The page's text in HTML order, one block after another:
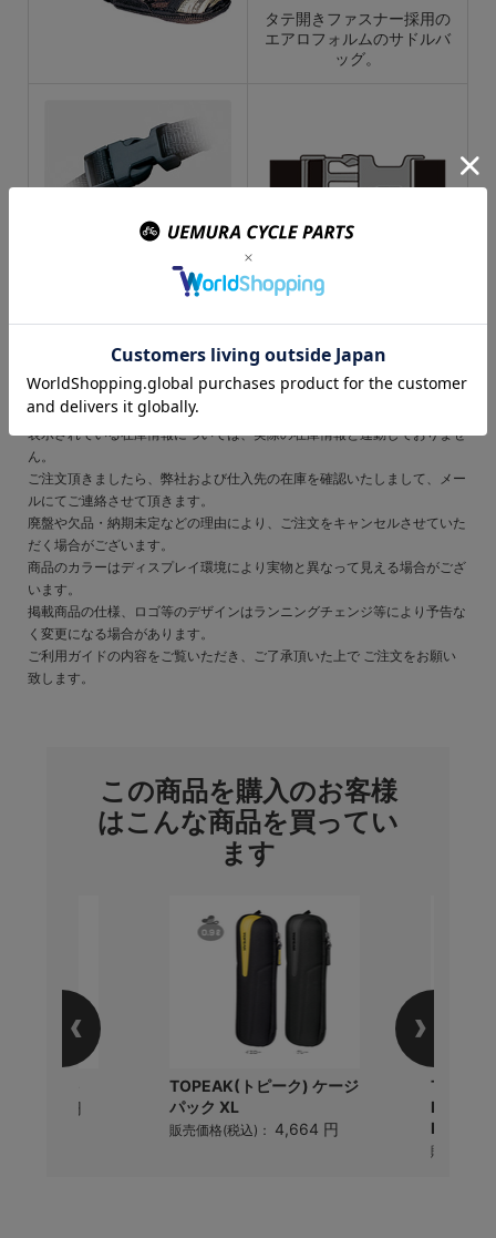
タテ開きファスナー採用の
エアロフォルムのサドルバ
ッグ。
サドルレールにストラップ
るシンプルな着脱システ
ム。 ほとんどのサドルレ
ールに対応しています。
ご注文の前にご確認ください
表示されている在庫情報については、実際の在庫情報と連動しておりませ
ん。
ご注文頂きましたら、弊社および仕入先の在庫を確認いたしまして、メー
ルにてご連絡させて頂きます。
廃盤や欠品・納期未定などの理由により、ご注文をキャンセルさせていた
だく場合がございます。
商品のカラーはディスプレイ環境により実物と異なって見える場合がござ
います。
掲載商品の仕様、ロゴ等のデザインはランニングチェンジ等により予告な
く変更になる場合があります。
ご利用ガイドの内容をご覧いただき、ご了承頂いた上で ご注文をお願い
致します。
この商品を購入のお客様
はこんな商品を買ってい
ます
11,690 円
TOPEAK(トピーク) ケージ
パック XL
販売価格(税込)： 4,664 円
Roadie
DA_G
販売価格(